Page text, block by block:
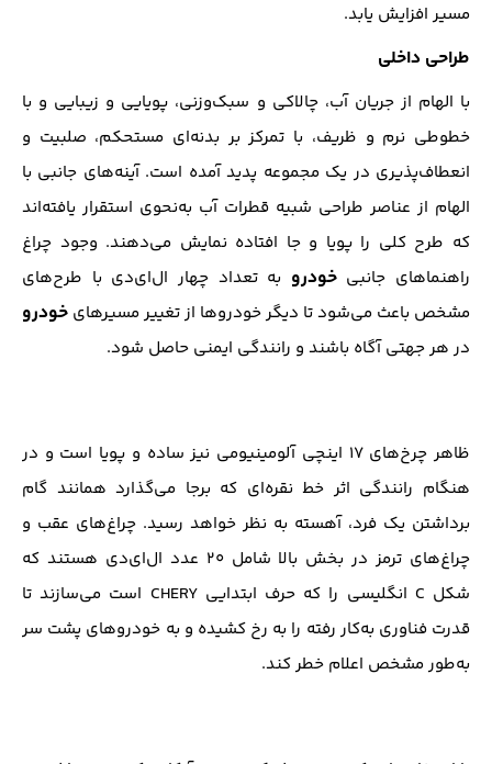
مسیر افزایش یابد.
طراحی داخلی
با الهام از جریان آب، چالاکی و سبک‌وزنی، پویایی و زیبایی و با
خطوطی نرم و ظریف، با تمرکز بر بدنه‌ای مستحکم، صلبیت و
انعطاف‌پذیری در یک مجموعه پدید آمده است. آینه‌های جانبی با
الهام از عناصر طراحی شبیه قطرات آب به‌نحوی استقرار یافته‌اند
که طرح کلی را پویا و جا افتاده نمایش می‌دهند. وجود چراغ
راهنماهای جانبیخودرو به تعداد چهار ال‌ای‌دی با طرح‌های
مشخص باعث می‌شود تا دیگر خودروها از تغییر مسیرهای خودرو
در هر جهتی آ‌گاه باشند و رانندگی ایمنی حاصل شود.
ظاهر چرخ‌های ۱۷ اینچی آلومینیومی نیز ساده و پویا است و در
هنگام رانندگی اثر خط نقره‌ای که برجا می‌گذارد همانند گام
برداشتن یک فرد، آهسته به نظر خواهد رسید. چراغ‌های عقب و
چراغ‌های ترمز در بخش بالا شامل ۲۰ عدد ال‌ای‌دی هستند که
شکل C انگلیسی را که حرف ابتدایی CHERY است می‌سازند تا
قدرت فناوری به‌کار رفته را به رخ کشیده و به خودروهای پشت سر
به‌طور مشخص اعلام خطر کند.